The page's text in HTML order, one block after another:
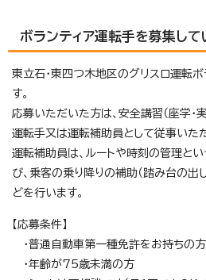
ボランティア運転手を募集して
東立石・東四つ木地区のグリスロ運転
す。
応募いただいた方は、安全講習（座学・
運転手又は運転補助員として従事いただ
運転補助員は、ルートや時刻の管理と
び、乗客の乗り降りの補助（踏み台の出
どを行います。
【応募条件】
・普通自動車第一種免許をお持ちの方
・年齢が75歳未満の方